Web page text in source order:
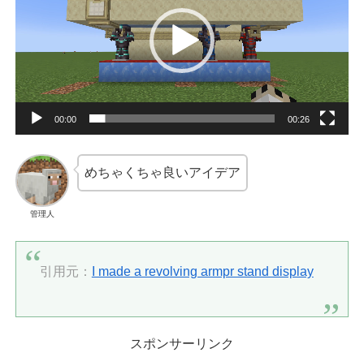
ー
00:00 00:26
管理人
めちゃくちゃ良いアイデア
引用元： I made a revolving armpr stand display
スポンサーリンク